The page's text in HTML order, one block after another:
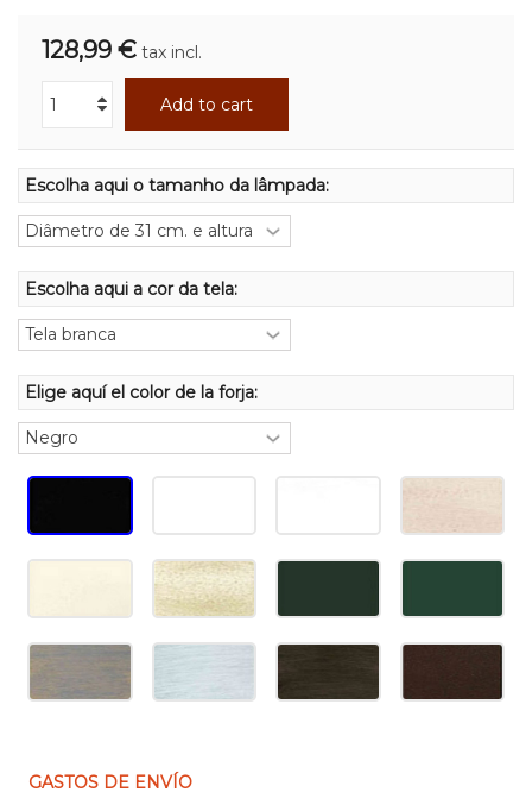
128,99 € tax incl.
Add to cart
Escolha aqui o tamanho da lâmpada:
Escolha aqui a cor da tela:
Elige aquí el color de la forja:
GASTOS DE ENVÍO